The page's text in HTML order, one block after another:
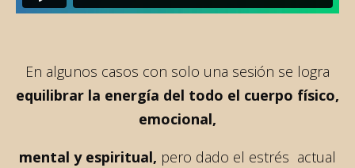
En algunos casos con solo una sesión se logra
equilibrar la energía del todo el cuerpo físico,
emocional,
mental y espiritual, pero dado el estrés actual